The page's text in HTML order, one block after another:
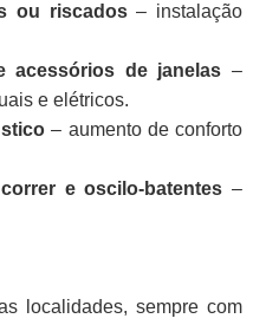
ou riscados– instalação
acessórios de janelas –
e elétricos.
– aumento de conforto
e oscilo-batentes –
localidades, sempre com